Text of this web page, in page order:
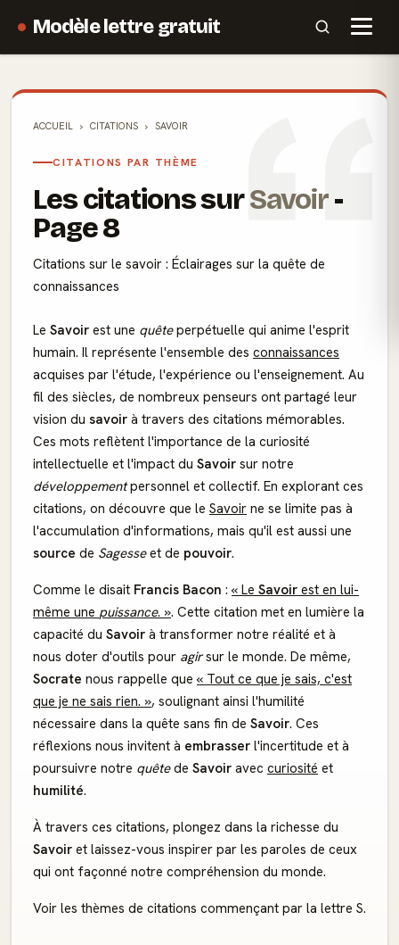
Modèle lettre gratuit
ACCUEIL CITATIONS SAVOIR
CITATIONS PAR THÈME
Les citations surSavoir-
Page 8
Citations sur le savoir : Éclairages sur la quête de
connaissances
Le Savoir est une quêteperpétuelle qui anime l'esprit
humain. Il représente l'ensemble des connaissances
acquises par l'étude, l'expérience ou l'enseignement. Au
fil des siècles, de nombreux penseurs ont partagé leur
vision du savoir à travers des citations mémorables.
Ces mots reflètent l'importance de la curiosité
intellectuelle et l'impact du Savoir sur notre
développementpersonnel et collectif. En explorant ces
citations, on découvre que le Savoir ne se limite pas à
l'accumulation d'informations, mais qu'il est aussi une
source de Sagesseet de pouvoir.
Comme le disait Francis Bacon : « Le Savoir est en lui-
même une puissance. ». Cette citation met en lumière la
capacité du Savoir à transformer notre réalité et à
nous doter d'outils pour agirsur le monde. De même,
Socrate nous rappelle que « Tout ce que je sais, c'est
que je ne sais rien. », soulignant ainsi l'humilité
nécessaire dans la quête sans fin de Savoir. Ces
réflexions nous invitent à embrasser l'incertitude et à
poursuivre notre quêtede Savoir avec curiosité et
humilité.
À travers ces citations, plongez dans la richesse du
Savoir et laissez-vous inspirer par les paroles de ceux
qui ont façonné notre compréhension du monde.
Voir les thèmes de citations commençant par la lettre S.